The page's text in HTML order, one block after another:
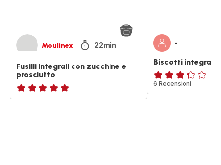
Moulinex 22min
Fusilli integrali con zucchine e
prosciutto
ratings.NaN
-
Biscotti integrali
ratings.3.3
6 Recensioni